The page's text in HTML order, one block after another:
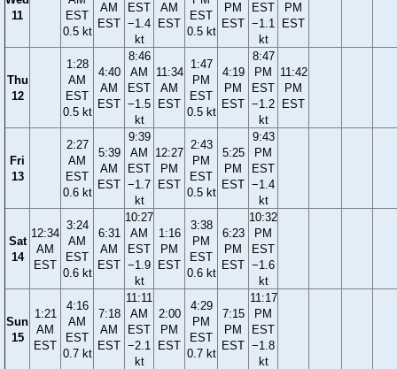
11
EST
0.5 kt
AM
EST
EST
−1.4
kt
AM
EST
EST
0.5 kt
PM
EST
EST
−1.1
kt
PM
EST
Thu
12
1:28
AM
EST
0.5 kt
4:40
AM
EST
8:46
AM
EST
−1.5
kt
11:34
AM
EST
1:47
PM
EST
0.5 kt
4:19
PM
EST
8:47
PM
EST
−1.2
kt
11:42
PM
EST
Fri
13
2:27
AM
EST
0.6 kt
5:39
AM
EST
9:39
AM
EST
−1.7
kt
12:27
PM
EST
2:43
PM
EST
0.5 kt
5:25
PM
EST
9:43
PM
EST
−1.4
kt
Sat
14
12:34
AM
EST
3:24
AM
EST
0.6 kt
6:31
AM
EST
10:27
AM
EST
−1.9
kt
1:16
PM
EST
3:38
PM
EST
0.6 kt
6:23
PM
EST
10:32
PM
EST
−1.6
kt
Sun
15
1:21
AM
EST
4:16
AM
EST
0.7 kt
7:18
AM
EST
11:11
AM
EST
−2.1
kt
2:00
PM
EST
4:29
PM
EST
0.7 kt
7:15
PM
EST
11:17
PM
EST
−1.8
kt